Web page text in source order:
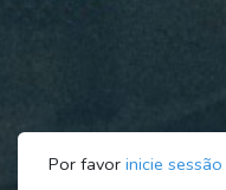
Por favor inicie sessão